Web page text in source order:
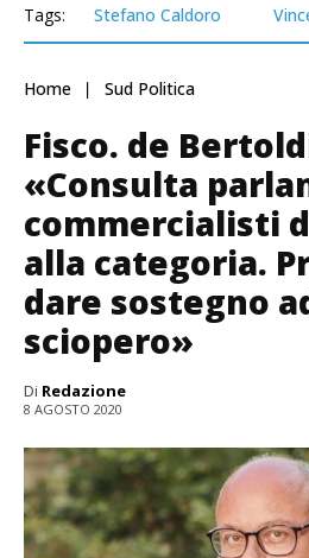
Tags: Stefano Caldoro
Home Sud Politica
Fisco. de
«Consulta
commercialisti
alla categoria.
dare sostegno
sciopero»
Di Redazione
8 AGOSTO 2020